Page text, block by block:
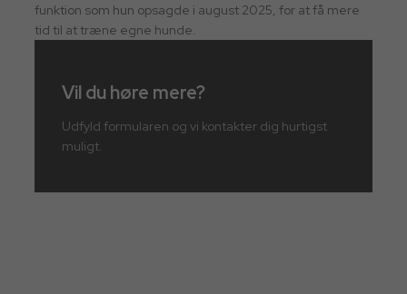
funktion som hun opsagde i august 2025, for at få mere
tid til at træne egne hunde.
Vil du høre mere?
Udfyld formularen og vi kontakter dig hurtigst
muligt.